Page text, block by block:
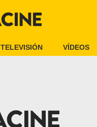
TELEVISIÓN VÍDEOS